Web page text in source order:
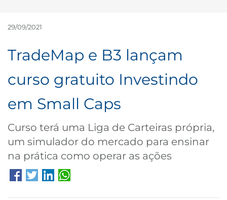
Índices
Soluções
Regulação
B3
29/09/2021
TradeMap e B3 lançam
curso gratuito Investindo
em Small Caps
Curso terá uma Liga de Carteiras própria,
um simulador do mercado para ensinar
na prática como operar as ações